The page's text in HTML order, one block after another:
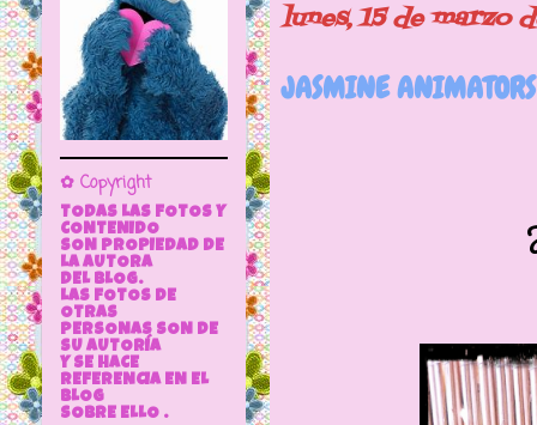
lunes, 15 de marzo
JASMINE
Jasmine
✿ Copyright
TODAS LAS FOTOS Y
CONTENIDO
SON PROPIEDAD DE
LA AUTORA
DEL BLOG.
LAS FOTOS DE
OTRAS
PERSONAS SON DE
SU AUTORÍA
Y SE HACE
REFERENCIA EN EL
BLOG
SOBRE ELLO .